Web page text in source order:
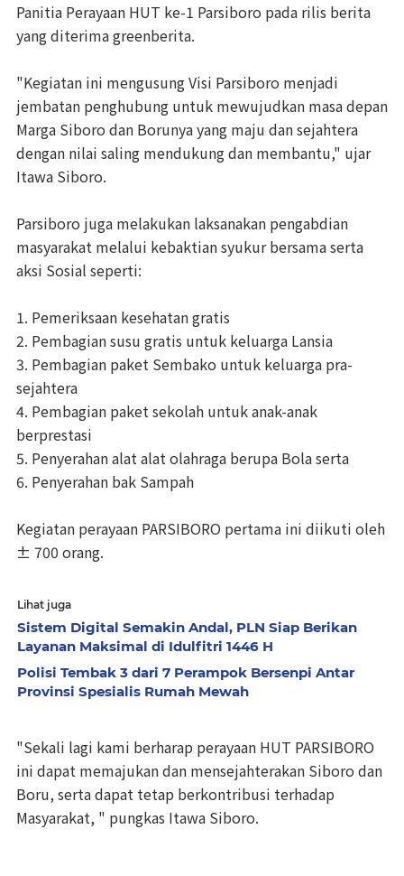
Panitia Perayaan HUT ke-1 Parsiboro pada rilis berita
yang diterima greenberita.
"Kegiatan ini mengusung Visi Parsiboro menjadi
jembatan penghubung untuk mewujudkan masa depan
Marga Siboro dan Borunya yang maju dan sejahtera
dengan nilai saling mendukung dan membantu," ujar
Itawa Siboro.
Parsiboro juga melakukan laksanakan pengabdian
masyarakat melalui kebaktian syukur bersama serta
aksi Sosial seperti:
1. Pemeriksaan kesehatan gratis
2. Pembagian susu gratis untuk keluarga Lansia
3. Pembagian paket Sembako untuk keluarga pra-
sejahtera
4. Pembagian paket sekolah untuk anak-anak
berprestasi
5. Penyerahan alat alat olahraga berupa Bola serta
6. Penyerahan bak Sampah
Kegiatan perayaan PARSIBORO pertama ini diikuti oleh
± 700 orang.
Lihat juga
Sistem Digital Semakin Andal, PLN Siap Berikan
Layanan Maksimal di Idulfitri 1446 H
Polisi Tembak 3 dari 7 Perampok Bersenpi Antar
Provinsi Spesialis Rumah Mewah
"Sekali lagi kami berharap perayaan HUT PARSIBORO
ini dapat memajukan dan mensejahterakan Siboro dan
Boru, serta dapat tetap berkontribusi terhadap
Masyarakat, " pungkas Itawa Siboro.